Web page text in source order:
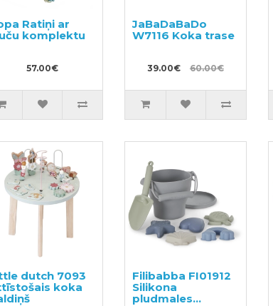
Ratiņi ar
komplektu
57.00€
JaBaDaBaDo
W7116 Koka trase
39.00€ 60.00€
dutch 7093
koka
Filibabba FI01912
Silikona
pludmales